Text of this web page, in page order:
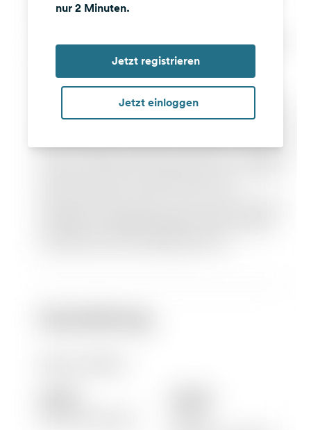
nur 2 Minuten.
Jetzt registrieren
Jetzt einloggen